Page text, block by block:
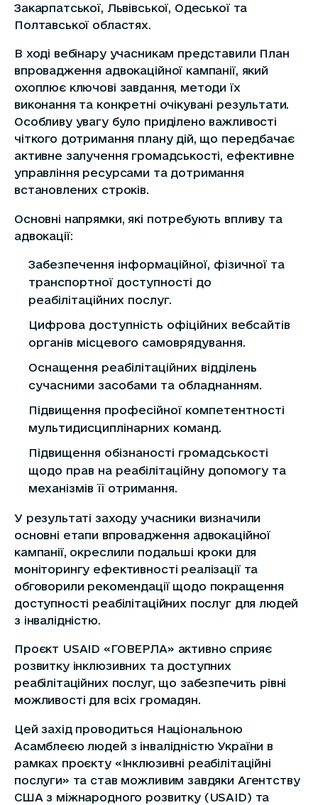
Закарпатської, Львівської, Одеської та
Полтавської областях.
В ході вебінару учасникам представили План
впровадження адвокаційної кампанії, який
охоплює ключові завдання, методи їх
виконання та конкретні очікувані результати.
Особливу увагу було приділено важливості
чіткого дотримання плану дій, що передбачає
активне залучення громадськості, ефективне
управління ресурсами та дотримання
встановлених строків.
Основні напрямки, які потребують впливу та
адвокації:
Забезпечення інформаційної, фізичної та
транспортної доступності до
реабілітаційних послуг.
Цифрова доступність офіційних вебсайтів
органів місцевого самоврядування.
Оснащення реабілітаційних відділень
сучасними засобами та обладнанням.
Підвищення професійної компетентності
мультидисциплінарних команд.
Підвищення обізнаності громадськості
щодо прав на реабілітаційну допомогу та
механізмів її отримання.
У результаті заходу учасники визначили
основні етапи впровадження адвокаційної
кампанії, окреслили подальші кроки для
моніторингу ефективності реалізації та
обговорили рекомендації щодо покращення
доступності реабілітаційних послуг для людей
з інвалідністю.
Проєкт USAID «ГОВЕРЛА» активно сприяє
розвитку інклюзивних та доступних
реабілітаційних послуг, що забезпечить рівні
можливості для всіх громадян.
Цей захід проводиться Національною
Асамблеєю людей з інвалідністю України в
рамках проєкту «Інклюзивні реабілітаційні
послуги» та став можливим завдяки Агентству
США з міжнародного розвитку (USAID) та